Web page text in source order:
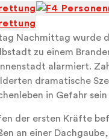
Nachmittag wurde
zu einem
alarmiert.
dramatische
in Gefahr
der ersten Kräfte
an einer